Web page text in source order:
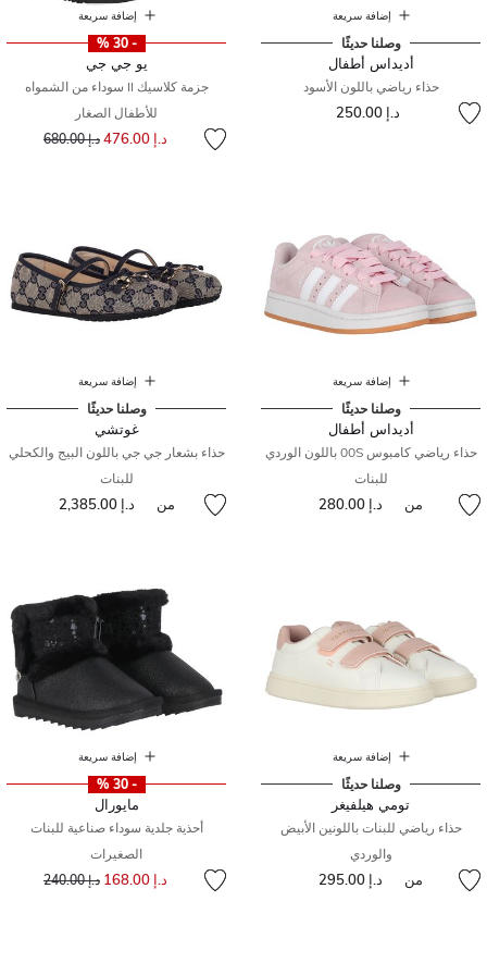
إضافة سريعة
وصلنا حديثًا
أديداس أطفال
حذاء رياضي باللون الأسود
د.إ 250.00
إضافة سريعة
- 30 %
يو جي جي
جزمة كلاسيك II سوداء من الشمواه
للأطفال الصغار
د.إ 476.00 سعر مخفض من
د.إ 680.00 إلى
إضافة سريعة
وصلنا حديثًا
أديداس أطفال
حذاء رياضي كامبوس 00S باللون الوردي
للبنات
من د.إ 280.00
إضافة سريعة
وصلنا حديثًا
غوتشي
حذاء بشعار جي جي باللون البيج والكحلي
للبنات
من د.إ 2,385.00
إضافة سريعة
وصلنا حديثًا
تومي هيلفيغر
حذاء رياضي للبنات باللونين الأبيض
والوردي
من د.إ 295.00
إضافة سريعة
- 30 %
مايورال
أحذية جلدية سوداء صناعية للبنات
الصغيرات
د.إ 168.00 سعر مخفض من
د.إ 240.00 إلى